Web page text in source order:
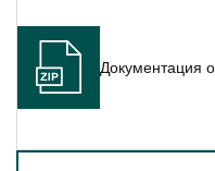
Документация